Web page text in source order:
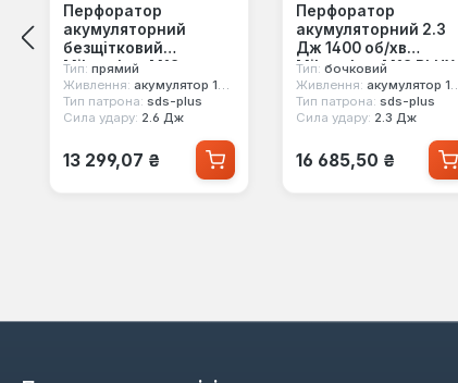
Перфоратор
акумуляторний
безщітковий
Milwaukee M18
BLHACD26-0
(4933492483)
Тип: прямий
Живлення: акумулятор 18 В
Тип патрона: sds-plus
Сила удару: 2.6 Дж
Звичайна ціна:
13 299,07 ₴
Перфоратор
акумуляторний 2.3
Дж 1400 об/хв
Milwaukee M18 BLHX-
0X (4933478891)
Тип: бочковий
Живлення: акумулятор 18 В
Тип патрона: sds-plus
Сила удару: 2.3 Дж
Звичайна ціна:
16 685,50 ₴